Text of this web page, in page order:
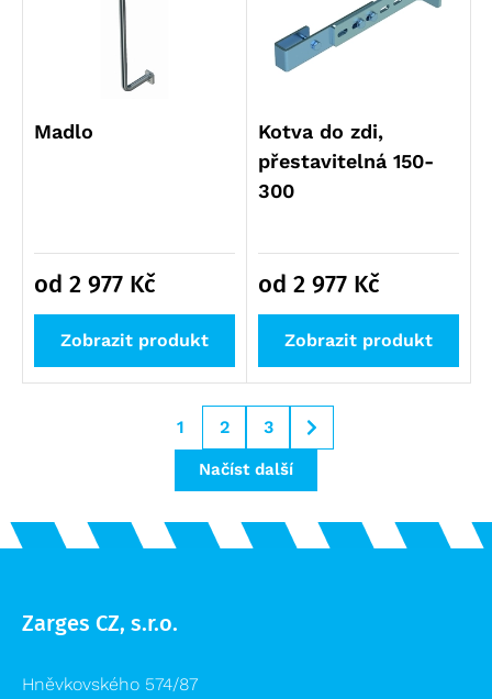
Madlo
od 2 977 Kč
Zobrazit produkt
Kotva do zdi,
přestavitelná 150-
300
od 2 977 Kč
Zobrazit produkt
Načíst další
1 2 3
Zarges CZ, s.r.o.
Hněvkovského 574/87